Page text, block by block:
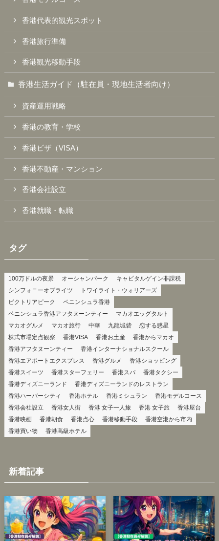
香港代表的観光スポット
香港旅行準備
香港観光移動手段
香港生活ガイド（駐在員・現地生活者向け）
資産運用戦略
香港の教育・学校
香港ビザ（VISA）
香港不動産・マンション
香港会社設立
香港就職・転職
タグ
100万ドルの夜景 オーシャンパーク
キャピタルゲイン非課税
シンフォニーオブライツ
トワイライト・ウォリアーズ
ビクトリアピーク
ペニンシュラ香港
ペニンシュラ香港アフタヌーンティー
マカオエッグタルト
マカオグルメ
マカオ旅行 中華 九龍城砦
恋する惑星
株式市場定点観察
香港VISA 香港お土産
香港からマカオ
香港アフタヌーンティー
香港インターナショナルスクール
香港エアポートエクスプレス
香港グルメ
香港ショッピング
香港スイーツ
香港スターフェリー 香港スパ
香港タクシー
香港ディズニーランド
香港ディズニーランドのレストラン
香港ハーバーシティ
香港ホテル 香港ミシュラン
香港モデルコース
香港会社設立
香港女人街 香港 女子一人旅 香港 女子旅
香港屋台
香港映画
香港朝食 香港点心 香港移動手段
香港空港から市内
香港買い物
香港高級ホテル
新着記事